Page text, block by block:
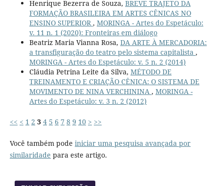
Henrique Bezerra de Souza, BREVE TRAJETO DA
FORMAÇÃO BRASILEIRA EM ARTES CÊNICAS NO
ENSINO SUPERIOR , MORINGA - Artes do Espetáculo:
v. 11 n. 1 (2020): Fronteiras em diálogo
Beatriz Maria Vianna Rosa, DA ARTE À MERCADORIA:
a transfiguração do teatro pelo sistema capitalista ,
MORINGA - Artes do Espetáculo: v. 5 n. 2 (2014)
Cláudia Petrina Leite da Silva, MÉTODO DE
TREINAMENTO E CRIAÇÃO CÊNICA: O SISTEMA DE
MOVIMENTO DE NINA VERCHININA , MORINGA -
Artes do Espetáculo: v. 3 n. 2 (2012)
<< < 1 2 3 4 5 6 7 8 9 10 > >>
Você também pode iniciar uma pesquisa avançada por
similaridade para este artigo.